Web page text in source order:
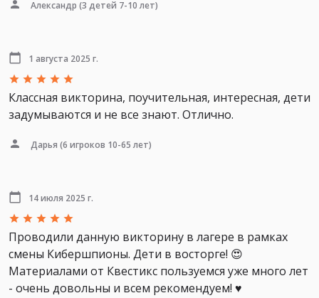
Александр (3 детей 7-10 лет)
1 августа 2025 г.
Классная викторина, поучительная, интересная, дети
задумываются и не все знают. Отлично.
Дарья (6 игроков 10-65 лет)
14 июля 2025 г.
Проводили данную викторину в лагере в рамках
смены Кибершпионы. Дети в восторге! 😍
Материалами от Квестикс пользуемся уже много лет
- очень довольны и всем рекомендуем! ♥️